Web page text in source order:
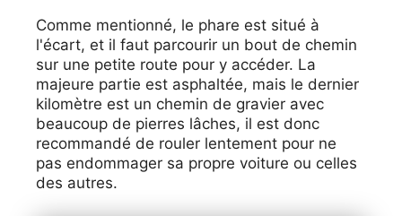
Comme mentionné, le phare est situé à
l'écart, et il faut parcourir un bout de chemin
sur une petite route pour y accéder. La
majeure partie est asphaltée, mais le dernier
kilomètre est un chemin de gravier avec
beaucoup de pierres lâches, il est donc
recommandé de rouler lentement pour ne
pas endommager sa propre voiture ou celles
des autres.